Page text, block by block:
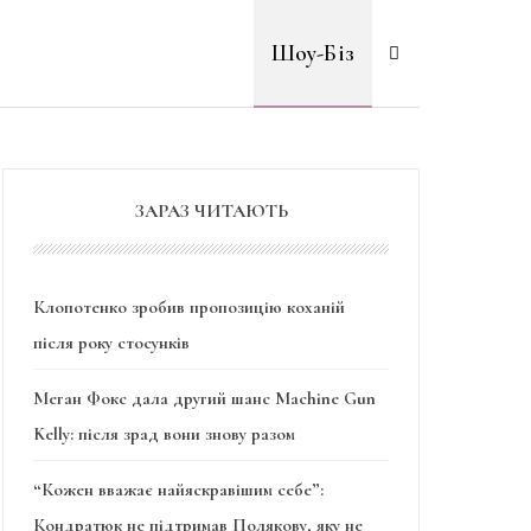
Шоу-Біз
ЗАРАЗ ЧИТАЮТЬ
Клопотенко зробив пропозицію коханій
після року стосунків
Меган Фокс дала другий шанс Machine Gun
Kelly: після зрад вони знову разом
“Кожен вважає найяскравішим себе”:
Кондратюк не підтримав Полякову, яку не